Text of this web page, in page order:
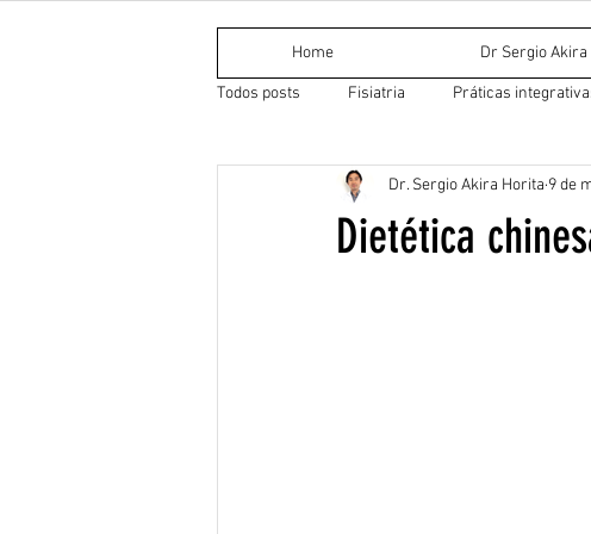
Home Dr Sergio Akira
Todos posts
Fisiatria Práticas
Medicina Tradicional Chinesa Dor
Dietética
Dr. Sergio Akira Horita 9 de